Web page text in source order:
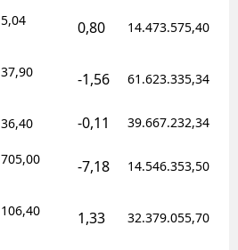
5,04 0,80 14.473.575,40
37,90 -1,56 61.623.335,34
36,40 -0,11 39.667.232,34
705,00 -7,18 14.546.353,50
106,40 1,33 32.379.055,70